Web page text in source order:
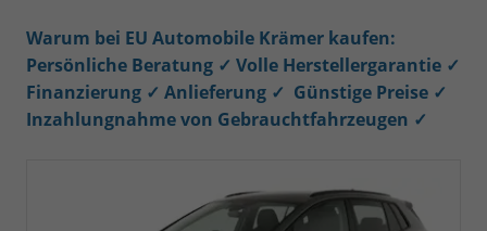
Warum bei EU Automobile Krämer kaufen:
Persönliche Beratung ✓ Volle Herstellergarantie ✓
Finanzierung ✓ Anlieferung ✓ Günstige Preise ✓
Inzahlungnahme von Gebrauchtfahrzeugen ✓